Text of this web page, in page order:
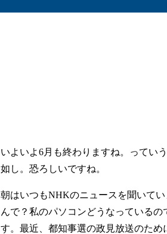
いよいよ6月も終わりますね。ってい
如し。恐ろしいですね。
朝はいつもNHKのニュースを聞いて
んで？私のパソコンどうなっている
す。最近、都知事選の政見放送のた